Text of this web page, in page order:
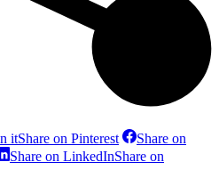
itShare on Pinterest
Share on
Share on LinkedInShare on